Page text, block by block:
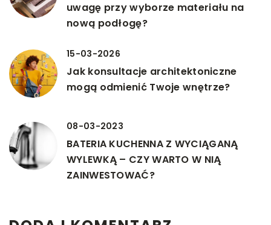
uwagę przy wyborze materiału na
nową podłogę?
15-03-2026
Jak konsultacje architektoniczne
mogą odmienić Twoje wnętrze?
08-03-2023
BATERIA KUCHENNA Z WYCIĄGANĄ
WYLEWKĄ – CZY WARTO W NIĄ
ZAINWESTOWAĆ?